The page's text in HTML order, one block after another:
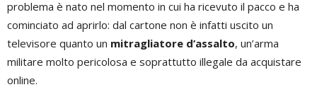
problema è nato nel momento in cui ha ricevuto il pacco e ha
cominciato ad aprirlo: dal cartone non è infatti uscito un
televisore quanto un mitragliatore d’assalto, un’arma
militare molto pericolosa e soprattutto illegale da acquistare
online.